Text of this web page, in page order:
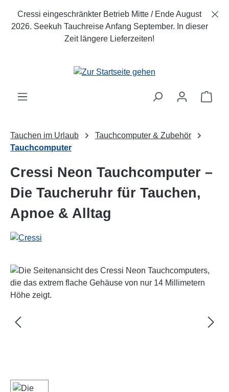
Zum Hauptinhalt springen
Cressi eingeschränkter Betrieb Mitte / Ende August
2026. Seekuh Tauchreise Anfang September. In dieser
Zeit längere Lieferzeiten!
Tauchen im Urlaub
Tauchcomputer & Zubehör
Tauchcomputer
Cressi Neon Tauchcomputer –
Die Taucheruhr für Tauchen,
Apnoe & Alltag